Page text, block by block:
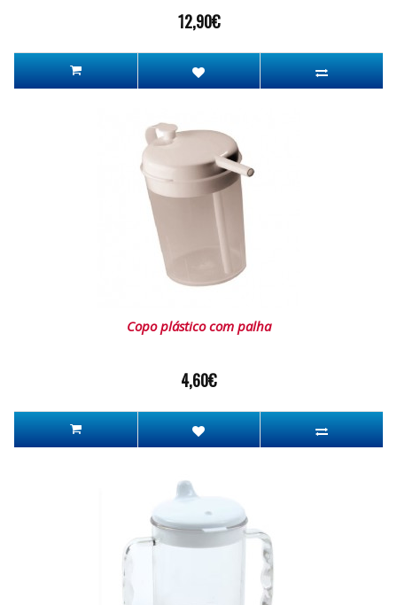
12,90€
Copo plástico com palha
4,60€